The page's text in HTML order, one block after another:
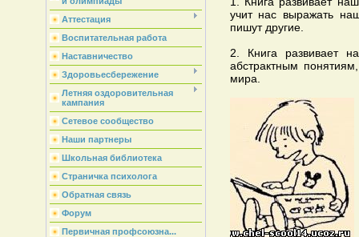
Аттестация
Воспитательная работа
Наставничество
Здоровьесбережение
Летняя оздоровительная
кампания
Сетевое сообщество
Наши партнеры
Школьная библиотека
Страничка психолога
Обратная связь
Форум
Первичная профсоюзна...
учит нас выражать
пишут другие.
2. Книга развивает
абстрактным
мира.